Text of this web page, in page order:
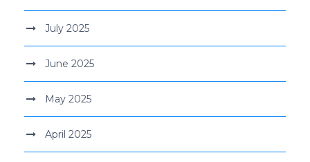
July 2025
June 2025
May 2025
April 2025